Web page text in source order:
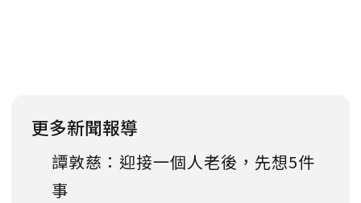
更多新聞報導
譚敦慈：迎接一個人老後，先想5件
事